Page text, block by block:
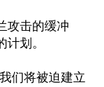
攻击的缓冲
划。
们将被迫建立